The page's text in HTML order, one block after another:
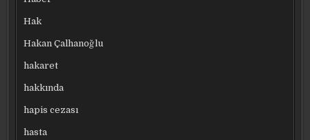
Hak
Hakan Çalhanoğlu
hakaret
hakkında
hapis cezası
hasta